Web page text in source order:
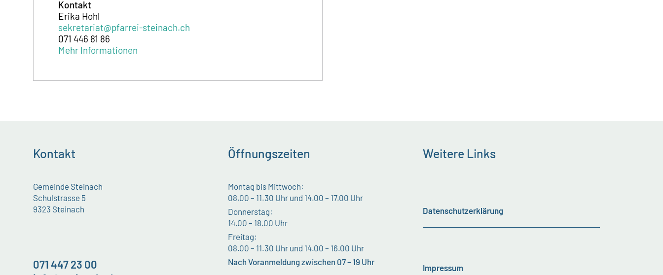
Kontakt
Erika Hohl
sekretariat@pfarrei-steinach.ch
071 446 81 86
Mehr Informationen
Kontakt
Gemeinde Steinach
Schulstrasse 5
9323 Steinach
071 447 23 00
Öffnungszeiten
Montag bis Mittwoch:
08.00 – 11.30 Uhr und 14.00 – 17.00 Uhr
Donnerstag:
14.00 – 18.00 Uhr
Freitag:
08.00 – 11.30 Uhr und 14.00 – 16.00 Uhr
Nach Voranmeldung zwischen 07 – 19 Uhr
Weitere Links
Datenschutzerklärung
Impressum